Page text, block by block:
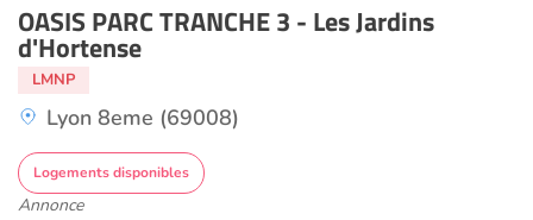
OASIS PARC TRANCHE 3 - Les Jardins
d'Hortense
LMNP
Lyon 8eme (69008)
Logements disponibles
Annonce